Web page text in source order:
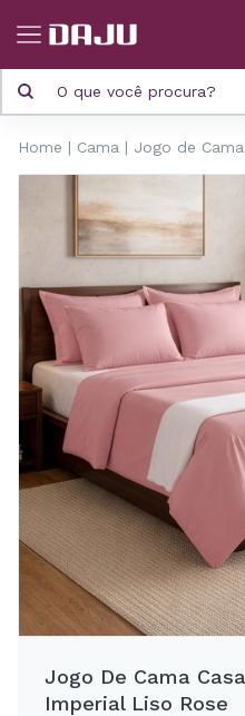
Home Cama Jogo de Cama
Jogo De Cama
Imperial Liso Rose